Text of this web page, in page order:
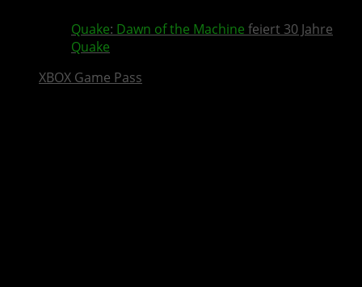
Quake: Dawn of the Machine feiert 30 Jahre
Quake
XBOX Game Pass